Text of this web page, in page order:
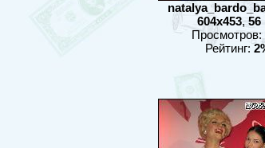
604x453, 56
Просмотров:
Рейтинг: